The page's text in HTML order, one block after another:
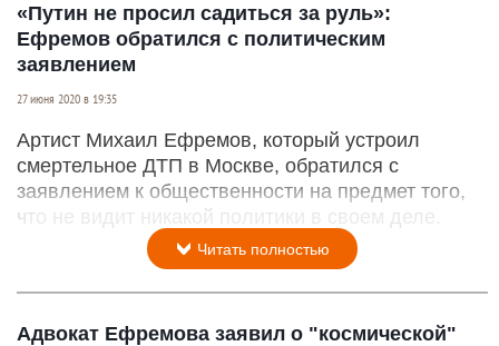
«Путин не просил садиться за руль»:
Ефремов обратился с политическим
заявлением
27 июня 2020 в 19:35
Артист Михаил Ефремов, который устроил
смертельное ДТП в Москве, обратился с
заявлением к общественности на предмет того,
что не видит никакой политики в своем деле.
Читать полностью
Адвокат Ефремова заявил о "космической"